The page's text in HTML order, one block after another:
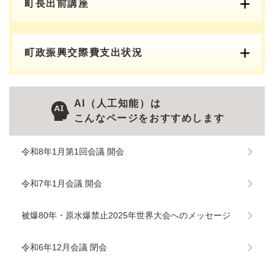
町長出前講座
町政振興交際費支出状況
AI（人工知能）は
こんなページをおすすめします
令和8年1月第1回会議 開会
令和7年1月会議 開会
被爆80年・原水爆禁止2025年世界大会へのメッセージ
令和6年12月会議 閉会